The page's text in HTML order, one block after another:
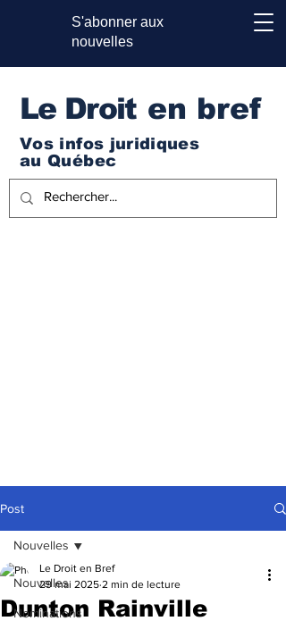
S'abonner aux
nouvelles
Le Droit en bref
Vos infos juridiques
au Québec
Post
Nouvelles
Nominations
Nouvelles
Dunton Rainville
Le Droit en Bref
29 mai 2025 2 min de lecture